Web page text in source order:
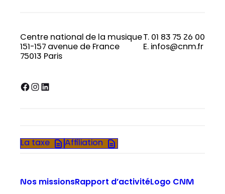
Centre national de la musique
151-157 avenue de France
75013 Paris
T. 01 83 75 26 00
E. infos@cnm.fr
Facebook InstagramLinkedIn
La taxe Affiliation
Nos missionsRapport d’activitéLogo CNM